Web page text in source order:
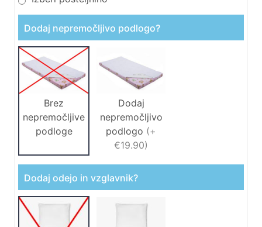
Dodaj nepremočljivo podlogo?
Brez
nepremočljive
podloge
Dodaj
nepremočljivo
podlogo (+
€19.90)
Dodaj odejo in vzglavnik?